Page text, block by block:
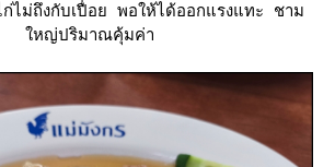
ไม่ถึงกับเปื่อย พอให้ได้ออกแรงแทะ ชาม
หญ่ปริมาณคุ้มค่า